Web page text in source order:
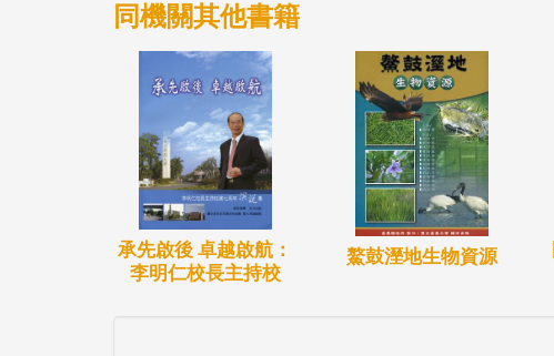
同機關其他書籍
承先啟後 卓越啟航：
李明仁校長主持校
鰲鼓溼地生物資源